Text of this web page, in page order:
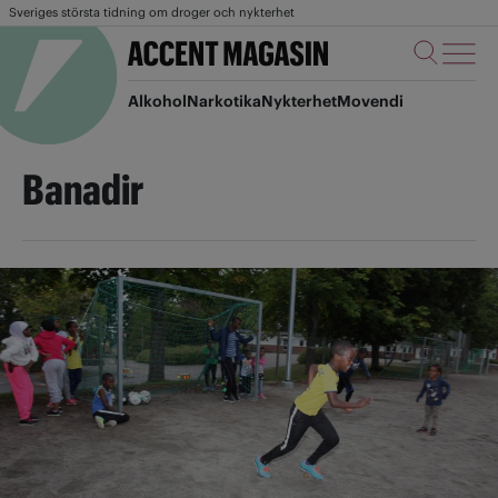
Sveriges största tidning om droger och nykterhet
AlkoholNarkotikaNykterhetMovendi
Banadir